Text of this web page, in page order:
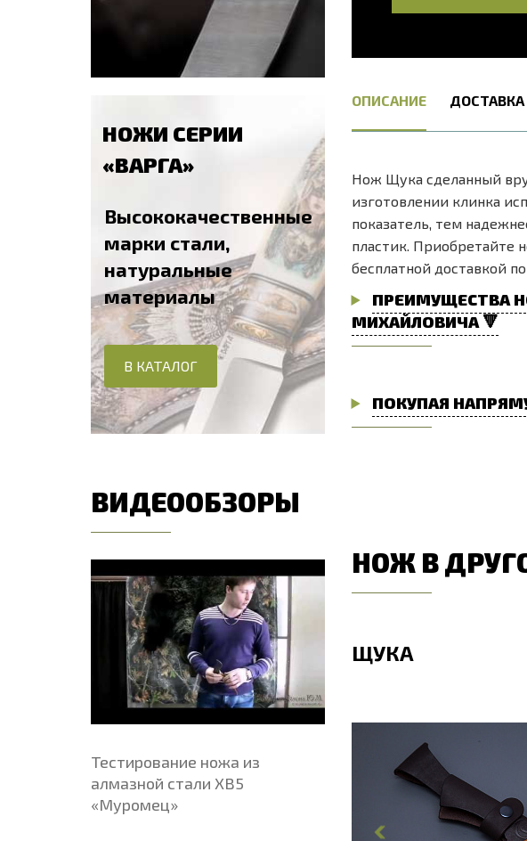
ОПИСАНИЕ ДОСТАВКА
Нож Щука сделанный
изготовлении клинка
показатель, тем
пластик. Приобретайте
бесплатной доставкой
ПРЕИМУЩЕСТВА
МИХАЙЛОВИЧА 🔻
ПОКУПАЯ
НОЖ В
2 отзыва
Общая длина, мм
Длина клинка, мм
Ширина клинка, мм
ЩУКА
Общая длина, мм
Длина клинка, мм
Ширина клинка, мм
Толщина обуха, мм
НОЖИ СЕРИИ
«ВАРГА»
Высококачественные
марки стали,
натуральные
материалы
В КАТАЛОГ
ВИДЕООБЗОРЫ
Тестирование ножа из
алмазной стали ХВ5
«Муромец»